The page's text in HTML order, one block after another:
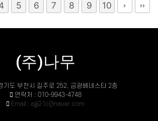
5 6 7 8 9 10
(주)나무
기도 부천시 길주로 252, 금광베네스타 2층
연락처 : 010-9943-4748
Email : ajjji21c@naver.com